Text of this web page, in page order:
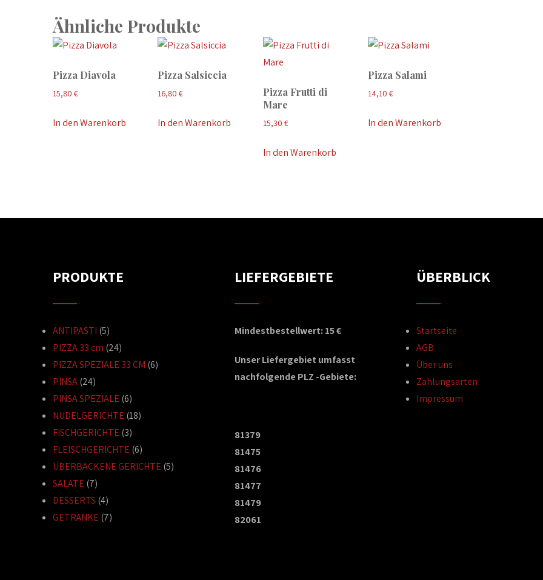
Ähnliche Produkte
Pizza Diavola
15,80 €
In den Warenkorb
Pizza Salsiccia
16,80€
In den Warenkorb
Pizza Frutti di
Mare
15,30 €
In den Warenkorb
Pizza Salami
14,10€
In den Warenkorb
PRODUKTE
ANTIPASTI (5)
PIZZA 33 cm (24)
PIZZA SPEZIALE 33 CM (6)
PINSA(24)
PINSA SPEZIALE (6)
NUDELGERICHTE (18)
FISCHGERICHTE (3)
FLEISCHGERICHTE (6)
ÜBERBACKENE GERICHTE (5)
SALATE (7)
DESSERTS (4)
GETRÄNKE (7)
LIEFERGEBIETE
Mindestbestellwert: 15 €
Unser Liefergebiet umfasst
nachfolgende PLZ -Gebiete:
81379
81475
81476
81477
81479
82061
ÜBERBLICK
Startseite
AGB
Über uns
Zahlungsarten
Impressum